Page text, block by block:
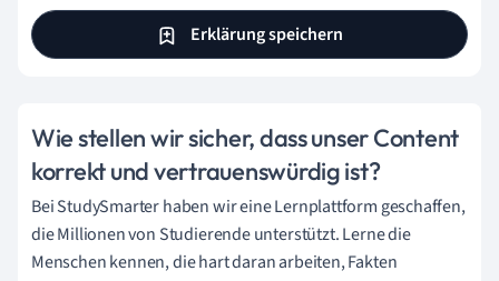
Erklärung speichern
Wie stellen wir sicher, dass unser Content
korrekt und vertrauenswürdig ist?
Bei StudySmarter haben wir eine Lernplattform geschaffen,
die Millionen von Studierende unterstützt. Lerne die
Menschen kennen, die hart daran arbeiten, Fakten